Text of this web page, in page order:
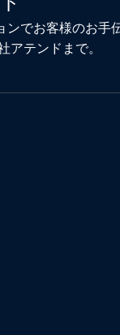
でお客様のお手
アテンドまで。